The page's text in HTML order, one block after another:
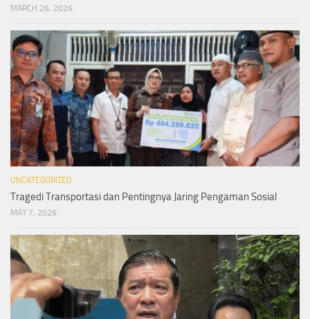
MARCH 26, 2026
UNCATEGORIZED
Tragedi Transportasi dan Pentingnya Jaring Pengaman Sosial
MAY 7, 2026